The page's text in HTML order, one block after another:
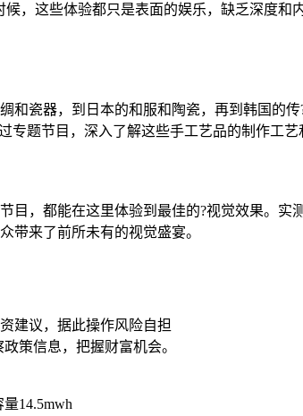
，这些体验都只是表面的娱乐，缺乏深度
瓷器，到日本的和服和陶瓷，再到韩国的
题节目，深入了解这些手工艺品的制作工
，都能在这里体验到最佳的?视觉效果。实
带来了前所未有的视觉盛宴。
建议，据此操作风险自担
策信息，把握财富机会。
14.5mwh